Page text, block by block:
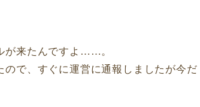
が来たんですよ……。
で、すぐに運営に通報しましたが今だ